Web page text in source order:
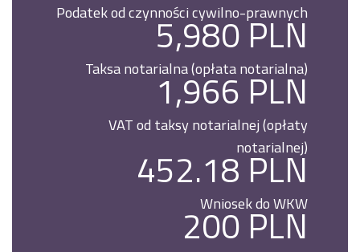
Podatek od czynności cywilno-prawnych
5,980 PLN
Taksa notarialna (opłata notarialna)
1,966 PLN
VAT od taksy notarialnej (opłaty
notarialnej)
452.18 PLN
Wniosek do WKW
200 PLN